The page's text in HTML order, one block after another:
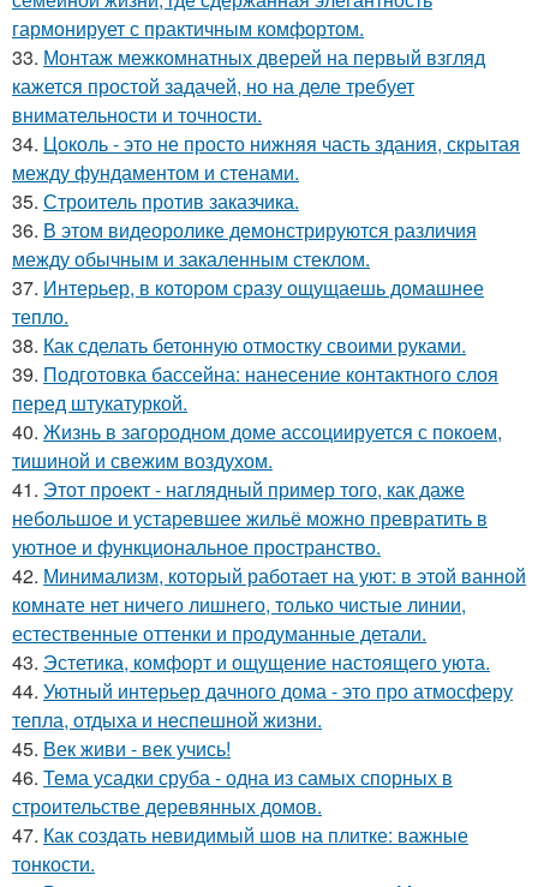
гармонирует с практичным комфортом.
33. Монтаж межкомнатных дверей на первый взгляд
кажется простой задачей, но на деле требует
внимательности и точности.
34. Цоколь - это не просто нижняя часть здания, скрытая
между фундаментом и стенами.
35. Строитель против заказчика.
36. В этом видеоролике демонстрируются различия
между обычным и закаленным стеклом.
37. Интерьер, в котором сразу ощущаешь домашнее
тепло.
38. Как сделать бетонную отмостку своими руками.
39. Подготовка бассейна: нанесение контактного слоя
перед штукатуркой.
40. Жизнь в загородном доме ассоциируется с покоем,
тишиной и свежим воздухом.
41. Этот проект - наглядный пример того, как даже
небольшое и устаревшее жильё можно превратить в
уютное и функциональное пространство.
42. Минимализм, который работает на уют: в этой ванной
комнате нет ничего лишнего, только чистые линии,
естественные оттенки и продуманные детали.
43. Эстетика, комфорт и ощущение настоящего уюта.
44. Уютный интерьер дачного дома - это про атмосферу
тепла, отдыха и неспешной жизни.
45. Век живи - век учись!
46. Тема усадки сруба - одна из самых спорных в
строительстве деревянных домов.
47. Как создать невидимый шов на плитке: важные
тонкости.